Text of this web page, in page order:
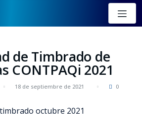
de Timbrado de
CONTPAQi 2021
18 de septiembre de 2021 0